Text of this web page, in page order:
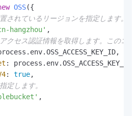
OSS({
されているリージョンを指定します。
hangzhou' ,
セス認証情報を取得します。このコード
env.OSS_ACCESS_KEY_ID,
: process. env.
: true,
定します。
,